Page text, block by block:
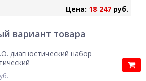
Цена: 18 247 руб.
вариант товара
диагностический набор